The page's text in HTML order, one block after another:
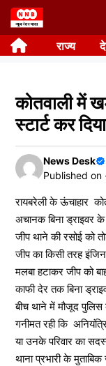
Skip
to
content राज्य
कोतवाली में
स्टार्ट कर
News Desk
Published on
रायबरेली के ऊंचाहार
अचानक बिना ड्राइवर
जीप थाने की रसोई
जीप का किसी तरह
मलबा हटाकर जीप को
काफी देर तक बिना
बीच थाने में मौजूद
गनीमत रही कि
या उनके परिवार का
थाना प्रभारी के